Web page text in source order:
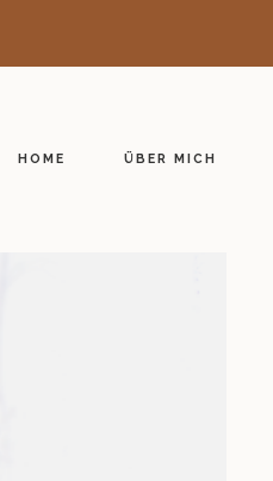
HOME ÜBER MICH